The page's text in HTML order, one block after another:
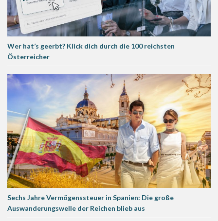
Wer hat’s geerbt? Klick dich durch die 100 reichsten
Österreicher
Sechs Jahre Vermögenssteuer in Spanien: Die große
Auswanderungswelle der Reichen blieb aus